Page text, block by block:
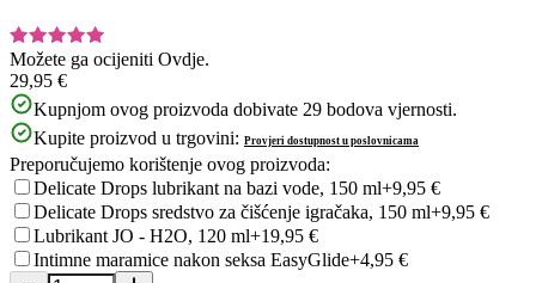
Možete ga ocijeniti Ovdje.
29,95 €
Kupnjom ovog proizvoda dobivate 29 bodova vjernosti.
Kupite proizvod u trgovini: Provjeri dostupnost u poslovnicama
Preporučujemo korištenje ovog proizvoda:
Delicate Drops lubrikant na bazi vode, 150 ml+9,95 €
Delicate Drops sredstvo za čišćenje igračaka, 150 ml+9,95 €
Lubrikant JO - H2O, 120 ml+19,95 €
Intimne maramice nakon seksa EasyGlide+4,95 €